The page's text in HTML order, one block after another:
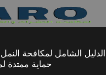
الدليل الشامل لمكافحة
حماية ممتدة